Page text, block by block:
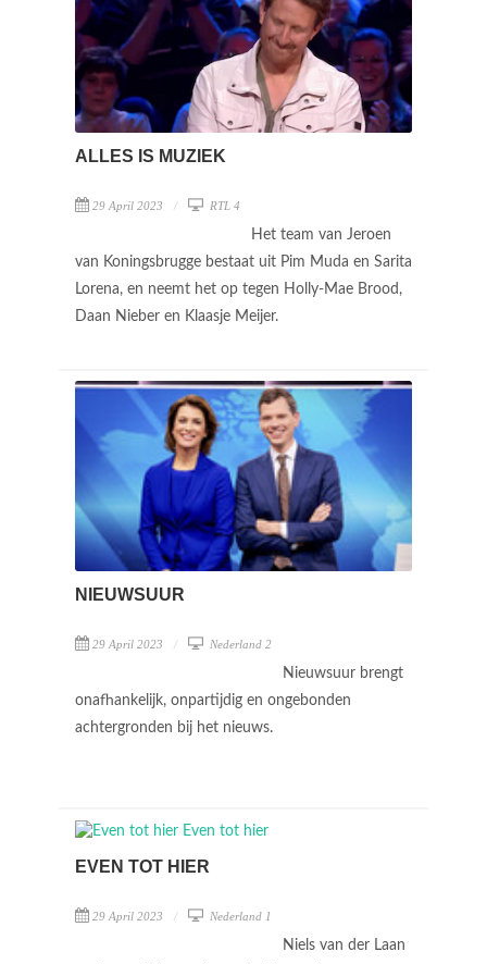
ALLES IS MUZIEK
29 April 2023 RTL 4
Het team van Jeroen
van Koningsbrugge bestaat uit Pim Muda en Sarita
Lorena, en neemt het op tegen Holly-Mae Brood,
Daan Nieber en Klaasje Meijer.
NIEUWSUUR
29 April 2023 Nederland 2
Nieuwsuur brengt
onafhankelijk, onpartijdig en ongebonden
achtergronden bij het nieuws.
EVEN TOT HIER
29 April 2023 Nederland 1
Niels van der Laan